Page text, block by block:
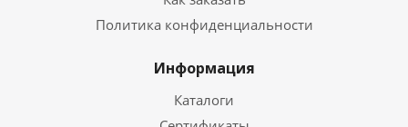
Политика конфиденциальности
Информация
Каталоги